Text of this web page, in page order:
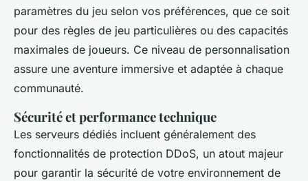
paramètres du jeu selon vos préférences, que ce soit
pour des règles de jeu particulières ou des capacités
maximales de joueurs. Ce niveau de personnalisation
assure une aventure immersive et adaptée à chaque
communauté.
Sécurité et performance technique
Les serveurs dédiés incluent généralement des
fonctionnalités de protection DDoS, un atout majeur
pour garantir la sécurité de votre environnement de